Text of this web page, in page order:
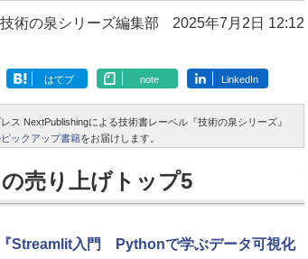
技術の泉シリーズ編集部 2025年7月2日 12:12
はてブ note LinkedIn
NextPublishingによる技術書レーベル『技術の泉シリーズ』
ックアップ書籍をお届けします。
売り上げトップ5
『Streamlit入門 Pythonで学ぶデータ可視化